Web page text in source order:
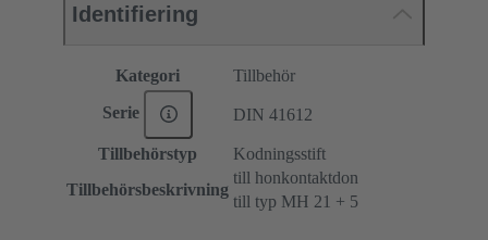
Identifiering
Kategori Tillbehör
Serie DIN 41612
Tillbehörstyp
Kodningsstift
Tillbehörsbeskrivning
till honkontaktdon
till typ MH 21 + 5